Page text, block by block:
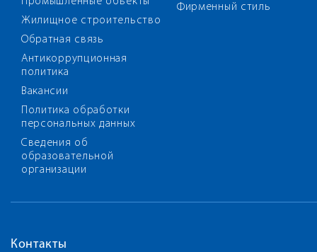
Жилищное строительство
Обратная связь
Антикоррупционная
политика
Вакансии
Политика обработки
персональных данных
Сведения об
образовательной
организации
Фирменный стиль
Контакты